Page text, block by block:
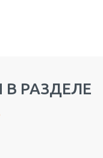
РАЗДЕЛЕ